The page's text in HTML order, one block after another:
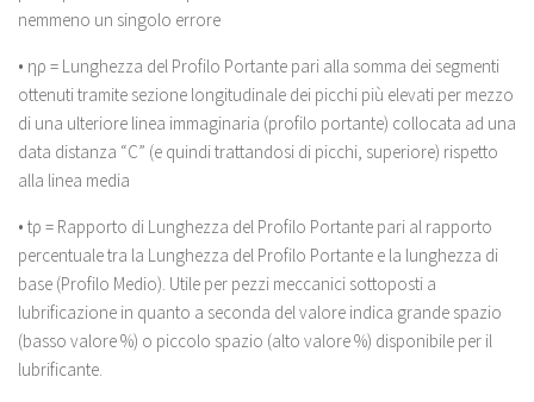
nemmeno un singolo errore
• ηρ = Lunghezza del Profilo Portante pari alla somma dei segmenti
ottenuti tramite sezione longitudinale dei picchi più elevati per mezzo
di una ulteriore linea immaginaria (profilo portante) collocata ad una
data distanza “C” (e quindi trattandosi di picchi, superiore) rispetto
alla linea media
• tρ = Rapporto di Lunghezza del Profilo Portante pari al rapporto
percentuale tra la Lunghezza del Profilo Portante e la lunghezza di
base (Profilo Medio). Utile per pezzi meccanici sottoposti a
lubrificazione in quanto a seconda del valore indica grande spazio
(basso valore %) o piccolo spazio (alto valore %) disponibile per il
lubrificante.